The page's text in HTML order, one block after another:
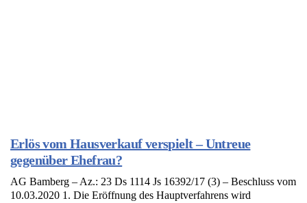
Erlös vom Hausverkauf verspielt – Untreue
gegenüber Ehefrau?
AG Bamberg – Az.: 23 Ds 1114 Js 16392/17 (3) – Beschluss vom
10.03.2020 1. Die Eröffnung des Hauptverfahrens wird